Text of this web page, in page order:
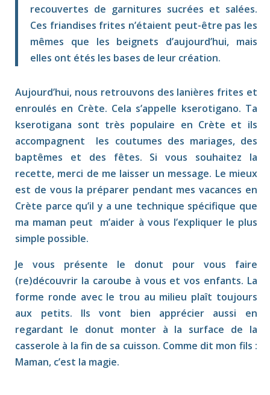
recouvertes de garnitures sucrées et salées.
Ces friandises frites n’étaient peut-être pas les
mêmes que les beignets d’aujourd’hui, mais
elles ont étés les bases de leur création.
Aujourd’hui, nous retrouvons des lanières frites et
enroulés en Crète. Cela s’appelle kserotigano. Ta
kserotigana sont très populaire en Crète et ils
accompagnent les coutumes des mariages, des
baptêmes et des fêtes. Si vous souhaitez la
recette, merci de me laisser un message. Le mieux
est de vous la préparer pendant mes vacances en
Crète parce qu’il y a une technique spécifique que
ma maman peut m’aider à vous l’expliquer le plus
simple possible.
Je vous présente le donut pour vous faire
(re)découvrir la caroube à vous et vos enfants. La
forme ronde avec le trou au milieu plaît toujours
aux petits. Ils vont bien apprécier aussi en
regardant le donut monter à la surface de la
casserole à la fin de sa cuisson. Comme dit mon fils :
Maman, c’est la magie.